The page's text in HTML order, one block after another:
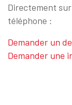
Directement
téléphone :
Demander un
Demander une